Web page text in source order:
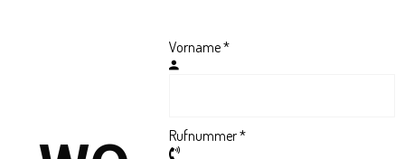
Vorname*
Rufnummer*